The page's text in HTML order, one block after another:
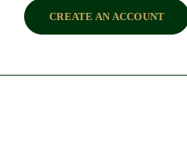
CREATE AN ACCOUNT